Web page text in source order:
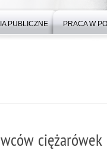
PUBLICZNE PRACA W
ciężarówek